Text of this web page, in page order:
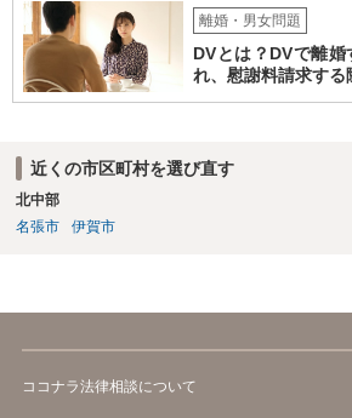
離婚・男女問題
DVとは？DVで離
れ、慰謝料請求する
近くの市区町村を選び直す
北中部
名張市
伊賀市
ココナラ法律相談について